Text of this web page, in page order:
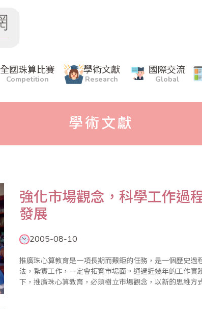
全國珠算比賽
Competition
學術文獻
Research
國際交流
Global
學術文獻
強化市場觀念，科學工作過
發展
2005-08-10
推廣珠心算教育是一項長期而艱鉅的任務，是一個歷史
法，紥實工作，一定會拓寬市場面。通過近幾年的工作
下，推廣珠心算教育，必須樹立市場觀念，以新的思維方